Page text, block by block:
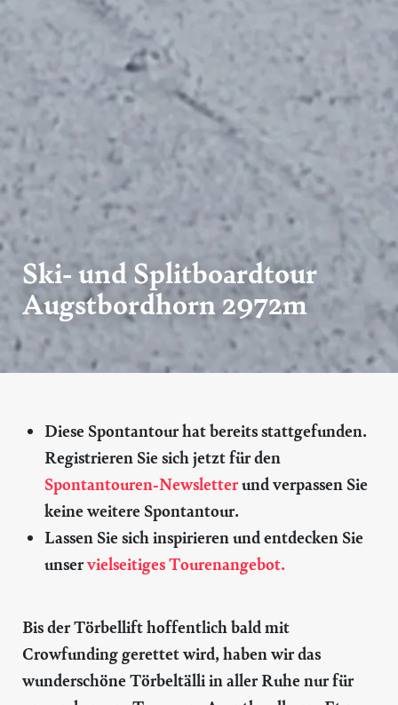
Ski- und Splitboardtour
Augstbordhorn 2972m
Diese Spontantour hat bereits stattgefunden.
Registrieren Sie sich jetzt für den
Spontantouren-Newsletterund verpassen Sie
keine weitere Spontantour.
Lassen Sie sich inspirieren und entdecken Sie
unservielseitiges Tourenangebot.
Bis der Törbellift hoffentlich bald mit
Crowfunding gerettet wird, haben wir das
wunderschöne Törbeltälli in aller Ruhe nur für